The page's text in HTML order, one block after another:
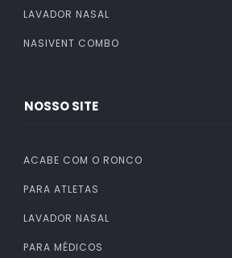
LAVADOR NASAL
NASIVENT COMBO
NOSSO SITE
ACABE COM O RONCO
PARA ATLETAS
LAVADOR NASAL
PARA MÉDICOS